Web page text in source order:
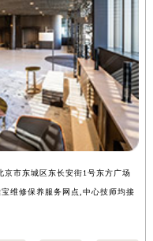
京市东城区东长安街1号东方广场
维修保养服务网点,中心技师均接